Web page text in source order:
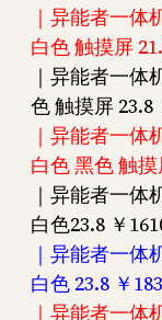
｜异能者一体
白色 触摸屏
｜异能者一体
色 触摸屏 23.8
｜异能者一体
白色 黑色 触摸
｜异能者一体
白色23.8 ￥
｜异能者一体
白色 23.8 ￥
｜异能者一体